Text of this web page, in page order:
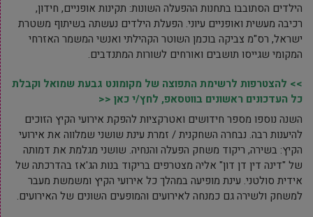
הילדים הסתובבו בתחנות ההפעלה השונות: תקינות אופניים, חידון,
רכיבה מעשית ואופניים עיוני. הפעלת הילדים נעשתה בשיתוף משטרת
ישראל, רס"מ צביקה בוכמן השוטר הקהילתי ואנשי המשמר האזרחי
המקומי שגייסו תושבים ואורחים לשורות המתנדבים.
>> להצטרפות לרשימת התפוצה של מקומונט גבעת שמואל וקבלת
כל העדכונים ראשונים בווטסאפ, לחץ/י כאן <<
השנה נוספו מספר חידושים ואטרקציות להפקת אירועי הקיץ הזוכים
להיענות רבה. נבחרה השחקנית / זמרת עינת שושני שמלווה את אירועי
הקיץ: בשירה, ריקוד משחק הפעלה והנחיה. שושני מגלמת את דמותה
של "דינה דין דן דון" אליה מצטרפים בריקוד בנות הג'אז בהדרכתה של
אידית סולטני. עינת מופיעה במהלך כל אירועי הקיץ ומשמשת מעבר
למשחק ולשירה גם כמנחה לאירועים והמופעים השונים של האירועים.